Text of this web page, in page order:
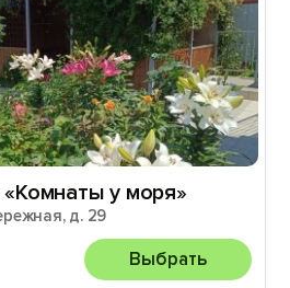
у моря»
д. 29
Выбрать